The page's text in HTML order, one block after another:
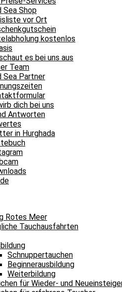
Sea Shop
vor Ort
kostenlos
es bei uns aus
Team
Sea Partner
dich bei uns
Antworten
in Hurghada
Rotes Meer
Tauchausfahrten
Schnuppertauchen
Beginnerausbildung
Weiterbildung
für Wieder- und
/ Jobsuche
Partner
Antworten
Youtube Instagram
Mac Diving Center
Resort
/ Red Sea / Egypt
311 8923
+20 65 3463003